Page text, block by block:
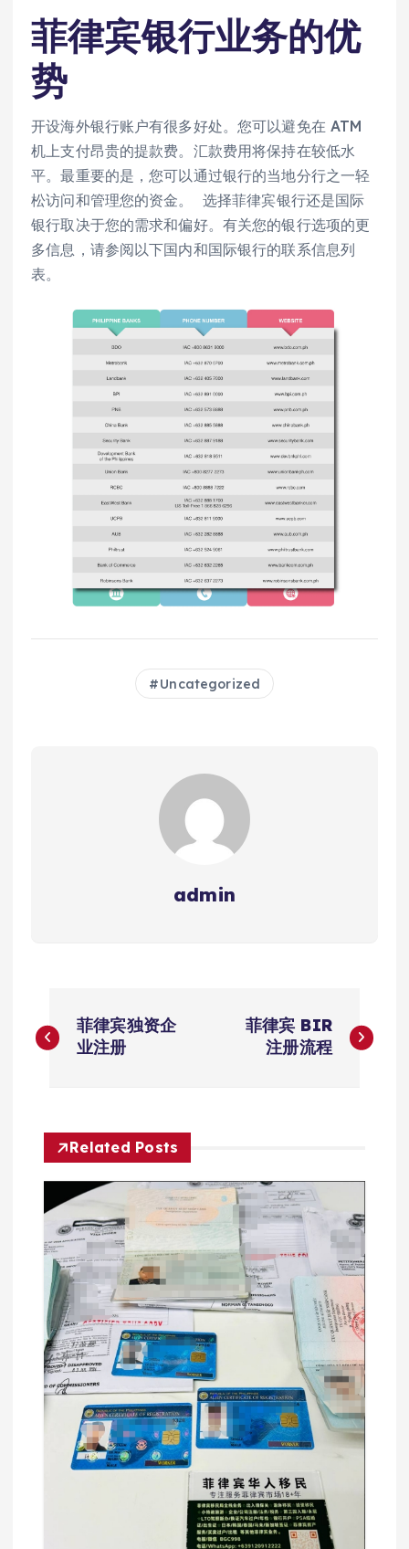
菲律宾银行业务的优
势
开设海外银行账户有很多好处。您可以避免在 ATM
机上支付昂贵的提款费。汇款费用将保持在较低水
平。最重要的是，您可以通过银行的当地分行之一轻
松访问和管理您的资金。 选择菲律宾银行还是国际
银行取决于您的需求和偏好。有关您的银行选项的更
多信息，请参阅以下国内和国际银行的联系信息列
表。
Uncategorized
admin
章
航
菲律宾独资企
业注册
菲律宾 BIR
注册流程
Related Posts